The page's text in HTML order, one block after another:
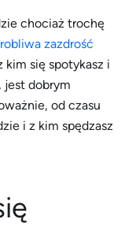
chociaż trochę
zazdrość
kim się spotykasz i
jest dobrym
od czasu
i z kim spędzasz